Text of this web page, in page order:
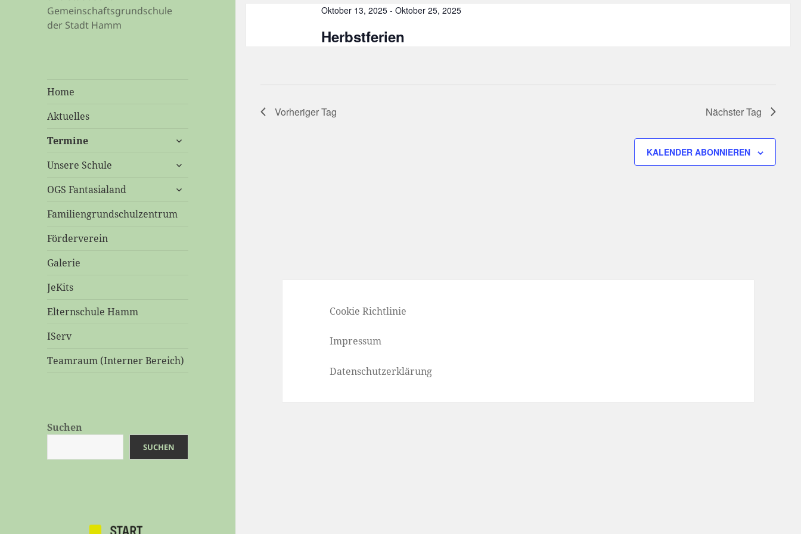
Gemeinschaftsgrundschule
der Stadt Hamm
Home
Aktuelles
Termine
untermenü
Unsere Schule
untermenü
OGS Fantasialand
untermenü
Familiengrundschulzentrum
Förderverein
Galerie
JeKits
Elternschule Hamm
IServ
Teamraum (Interner Bereich)
Suchen
SUCHEN
Schlüsselwort.Oktober 13, 2025- Oktober 25, 2025
Herbstferien
Vorheriger Tag Nächster Tag
KALENDER ABONNIEREN
Cookie Richtlinie
Impressum
Datenschutzerklärung